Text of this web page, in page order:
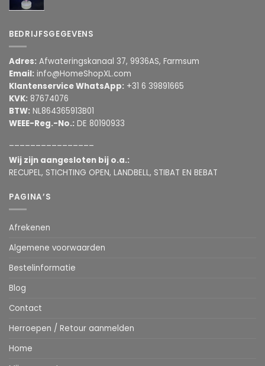
BEDRIJFSGEGEVENS
Adres: Afwateringskanaal 37, 9936AS, Farmsum
Email: info@HomeShopXL.com
Klantenservice WhatsApp: +31 6 39891665
KVK: 87674076
BTW: NL864365913B01
WEEE-Reg.-No.: DE 80190933
Wij zijn aangesloten bij o.a.:
RECUPEL, STICHTING OPEN, LANDBELL, STIBAT EN BEBAT
PAGINA’S
Afrekenen
Algemene voorwaarden
Bestelinformatie
Blog
Contact
Herroepen / Retour aanmelden
Home